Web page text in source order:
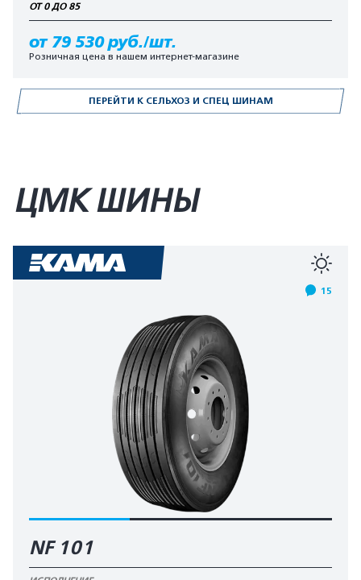
ПЕРЕЙТИ К СЕЛЬХОЗ И СПЕЦ ШИНАМ
ОТ 0 ДО 85
от 79 530 руб./шт.
Розничная цена в нашем интернет-магазине
ЦМК ШИНЫ
15
NF 101